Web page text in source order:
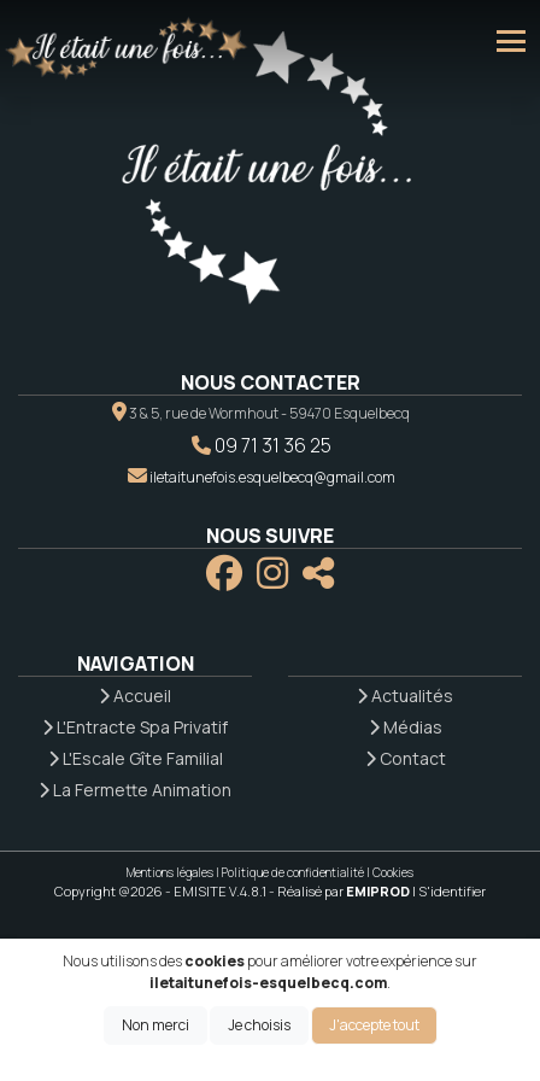
NOUS CONTACTER
3 & 5, rue de Wormhout - 59470 Esquelbecq
09 71 31 36 25
iletaitunefois.esquelbecq@gmail.com
NOUS SUIVRE
NAVIGATION
Accueil
L'Entracte Spa Privatif
L'Escale Gîte Familial
La Fermette Animation
Actualités
Médias
Contact
Mentions légales | Politique de confidentialité | Cookies
Copyright @2026 - EMISITE V.4.8.1 - Réalisé par EMIPROD | S'identifier
Nous utilisons descookiespour améliorer votre expérience sur
iletaitunefois-esquelbecq.com.
Non merci Je choisis J'accepte tout